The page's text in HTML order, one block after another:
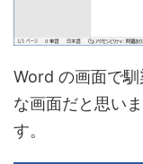
Word の画面で馴
な画面だと思い
す。